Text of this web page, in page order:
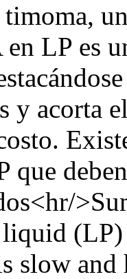
LP es
y acorta
que
slow